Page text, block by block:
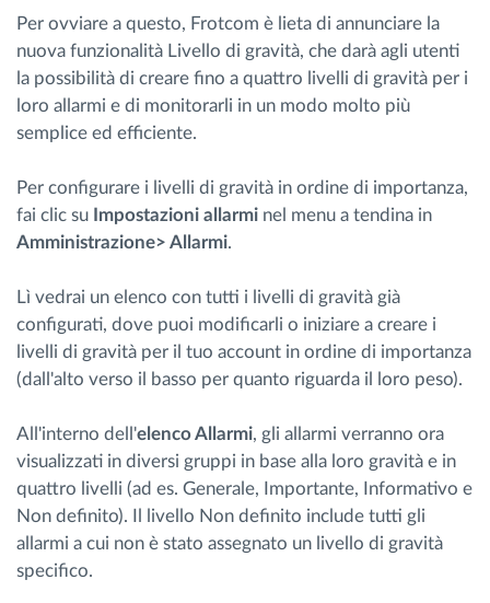
Come risolviamo tutte le attività della flotta
Per ovviare a questo, Frotcom è lieta di annunciare la
nuova funzionalità Livello di gravità, che darà agli utenti
la possibilità di creare fino a quattro livelli di gravità per i
loro allarmi e di monitorarli in un modo molto più
semplice ed efficiente.
Per configurare i livelli di gravità in ordine di importanza,
fai clic su Impostazioni allarmi nel menu a tendina in
Amministrazione> Allarmi.
Lì vedrai un elenco con tutti i livelli di gravità già
configurati, dove puoi modificarli o iniziare a creare i
livelli di gravità per il tuo account in ordine di importanza
(dall'alto verso il basso per quanto riguarda il loro peso).
All'interno dell'elenco Allarmi, gli allarmi verranno ora
visualizzati in diversi gruppi in base alla loro gravità e in
quattro livelli (ad es. Generale, Importante, Informativo e
Non definito). Il livello Non definito include tutti gli
allarmi a cui non è stato assegnato un livello di gravità
specifico.